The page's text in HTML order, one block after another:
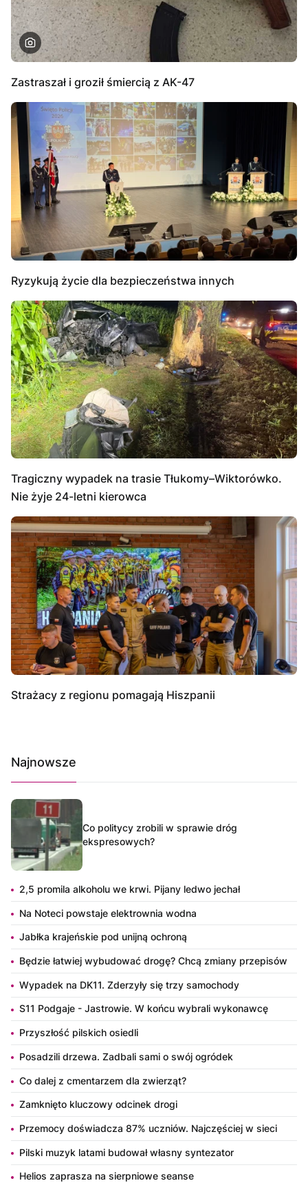
Zastraszał i groził śmiercią z AK-47
Ryzykują życie dla bezpieczeństwa innych
Tragiczny wypadek na trasie Tłukomy–Wiktorówko.
Nie żyje 24-letni kierowca
Strażacy z regionu pomagają Hiszpanii
Najnowsze
Co politycy zrobili w sprawie dróg
ekspresowych?
2,5 promila alkoholu we krwi. Pijany ledwo jechał
Na Noteci powstaje elektrownia wodna
Jabłka krajeńskie pod unijną ochroną
Będzie łatwiej wybudować drogę? Chcą zmiany przepisów
Wypadek na DK11. Zderzyły się trzy samochody
S11 Podgaje - Jastrowie. W końcu wybrali wykonawcę
Przyszłość pilskich osiedli
Posadzili drzewa. Zadbali sami o swój ogródek
Co dalej z cmentarzem dla zwierząt?
Zamknięto kluczowy odcinek drogi
Przemocy doświadcza 87% uczniów. Najczęściej w sieci
Pilski muzyk latami budował własny syntezator
Helios zaprasza na sierpniowe seanse